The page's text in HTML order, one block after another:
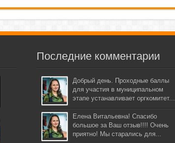
Последние комментарии
Добрый день. Проходные баллы
для участия в муниципальном
этапе устанавливает оргкомитет...
Елена Витальевна! Спасибо
большое за Ваш отзыв!!!! Очень
приятно! Мы старались для...